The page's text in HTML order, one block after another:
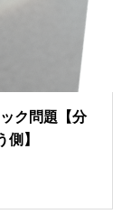
ク問題【分
】